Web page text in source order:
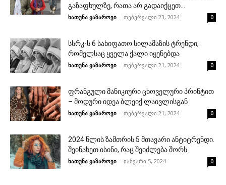
გაზაფხულზე, რათა არ გადაიქცეთ...
ხათუნა ყაზაროვი - თებერვალი 23, 2024 0
სსრკ-ს 6 სახიფათო სილამაზის ტრენდი,
რომელსაც ყველა ქალი იყენებდა
ხათუნა ყაზაროვი - თებერვალი 21, 2024 0
ფრანგული მანიკიური ცხოველური პრინტით
– მოდური იდეა ბლეიქ ლაივლისგან
ხათუნა ყაზაროვი - თებერვალი 21, 2024 0
2024 წლის ზამთრის 5 მთავარი ანტიტრენდი.
შეინახეთ ისინი, რაც შეიძლება შორს
ხათუნა ყაზაროვი - იანვარი 5, 2024 0